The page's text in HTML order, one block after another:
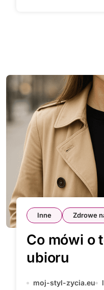
Inne Zdrowe
Co mówi o
ubioru
moj-styl-zycia.eu